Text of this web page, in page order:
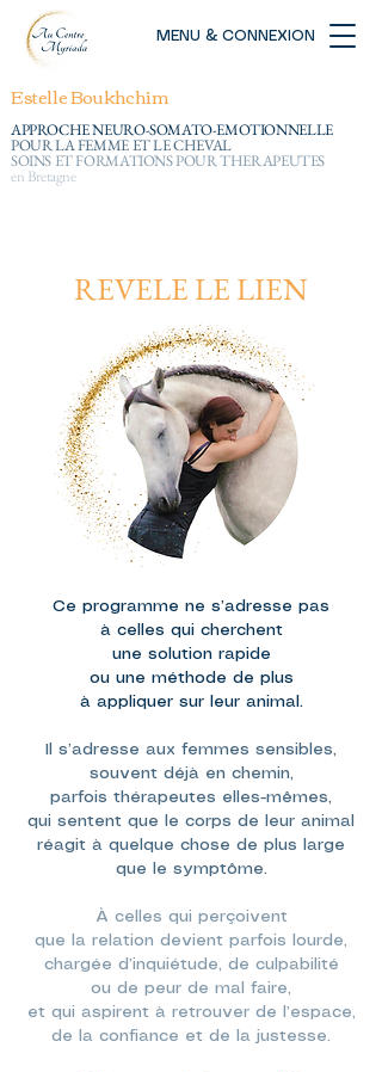
Estelle Boukhchim
APPROCHE NEURO-SOMATO-EMOTIONNELLE
POUR LA FEMME ET LE CHEVAL
SOINS ET FORMATIONS POUR THERAPEUTES
en Bretagne
MENU & CONNEXION
REVELE LE LIEN
Ce programme ne s’adresse pas
à celles qui cherchent
une solution rapide
ou une méthode de plus
à appliquer sur leur animal.
Il s’adresse aux femmes sensibles,
souvent déjà en chemin,
parfois thérapeutes elles-mêmes,
qui sentent que le corps de leur animal
réagit à quelque chose de plus large
que le symptôme.
À celles qui perçoivent
que la relation devient parfois lourde,
chargée d’inquiétude, de culpabilité
ou de peur de mal faire,
et qui aspirent à retrouver de l’espace,
de la confiance et de la justesse.